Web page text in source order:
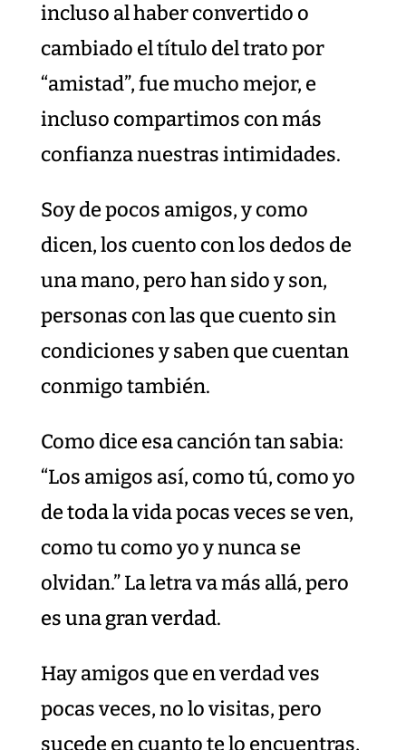
incluso al haber convertido o
cambiado el título del trato por
“amistad”, fue mucho mejor, e
incluso compartimos con más
confianza nuestras intimidades.
Soy de pocos amigos, y como
dicen, los cuento con los dedos de
una mano, pero han sido y son,
personas con las que cuento sin
condiciones y saben que cuentan
conmigo también.
Como dice esa canción tan sabia:
“Los amigos así, como tú, como yo
de toda la vida pocas veces se ven,
como tu como yo y nunca se
olvidan.” La letra va más allá, pero
es una gran verdad.
Hay amigos que en verdad ves
pocas veces, no lo visitas, pero
sucede en cuanto te lo encuentras,